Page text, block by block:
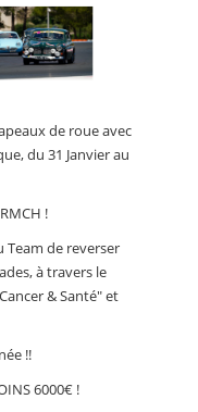
de roue avec
du 31 Janvier au
!
de reverser
à travers le
& Santé" et
!!
6000€ !